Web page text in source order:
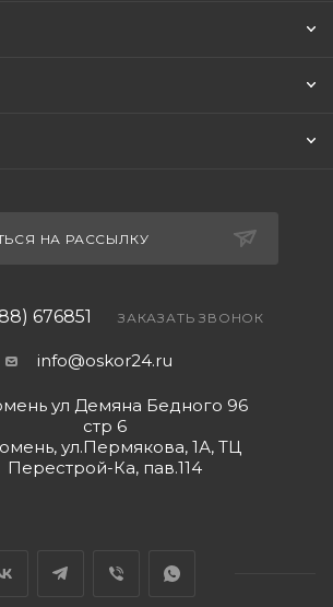
НА РАССЫЛКУ
676851 ЗАКАЗАТЬ ЗВОНОК
info@oskor24.ru
ул Демяна Бедного 96
стр 6
ул.Пермякова, 1А, ТЦ
Перестрой-Ка, пав.114